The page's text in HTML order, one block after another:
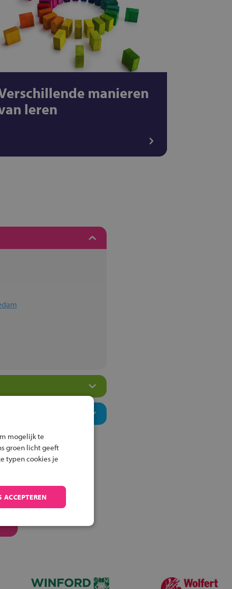
manieren
leren
mogelijk te
groen licht geeft
typen cookies je
ACCEPTEREN